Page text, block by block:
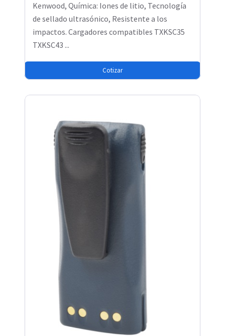
Kenwood, Química: Iones de litio, Tecnología
de sellado ultrasónico, Resistente a los
impactos. Cargadores compatibles TXKSC35
TXKSC43 ...
Cotizar